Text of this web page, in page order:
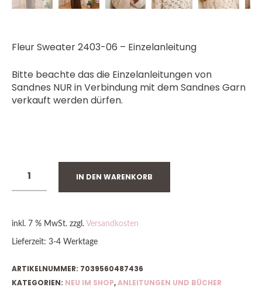
Fleur Sweater 2403-06 – Einzelanleitung
Bitte beachte das die Einzelanleitungen von
Sandnes NUR in Verbindung mit dem Sandnes Garn
verkauft werden dürfen.
IN DEN WARENKORB
inkl. 7 % MwSt. zzgl. Versandkosten
Lieferzeit: 3-4 Werktage
ARTIKELNUMMER: 7039560487436
KATEGORIEN: NEU IM SHOP,ANLEITUNGEN UND BÜCHER